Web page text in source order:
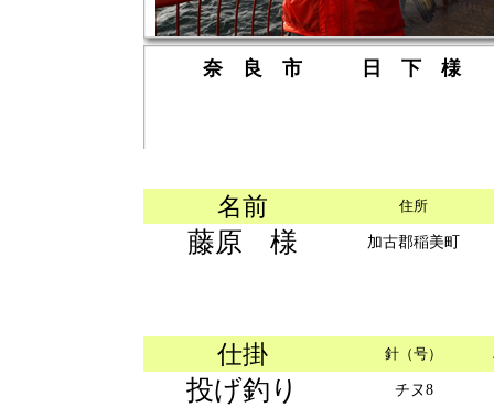
奈 良 市 日 下 様
名前 住所
藤原 様 加古郡稲美町
仕掛 針（号）
投げ釣り チヌ8